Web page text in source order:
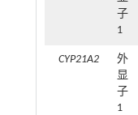
子
1
CYP21A2
外
显
子
1